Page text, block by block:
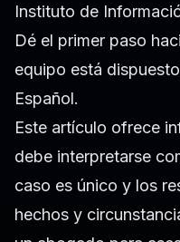
Instituto de
Dé el primer paso
equipo está
Español.
Este artículo ofrece
debe interpretarse
caso es único y los
hechos y